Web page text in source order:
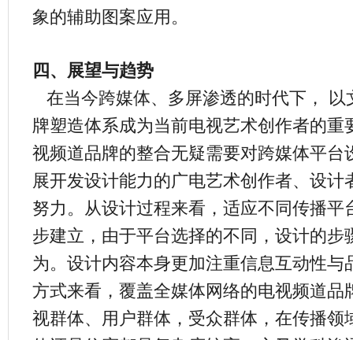
象的辅助图案应用。
四、展望与趋势
在当今跨媒体、多屏渗透的时代下， 以
牌塑造体系成为当前电视艺术创作者的重
视频道品牌的整合无疑需要对跨媒体平台
展开发设计能力的广电艺术创作者、设
努力。从设计过程来看，适应不同传播平
步建立，由于平台选择的不同，设计的步
为。设计内容本身更加注重信息互动性与
方式来看，覆盖全媒体网络的电视频道品
视群体、用户群体，受众群体，在传播领